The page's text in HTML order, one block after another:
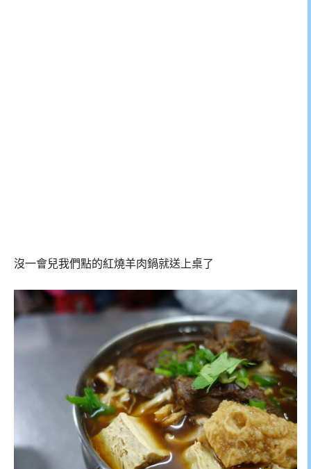
沒一會兒我們點的紅燒羊肉鍋就送上桌了